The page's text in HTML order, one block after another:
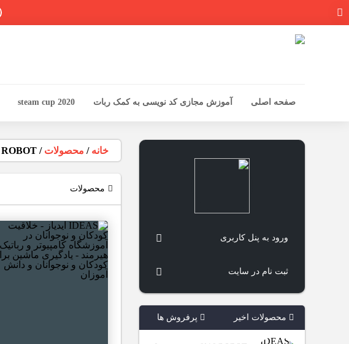
صفحه اصلی آموزش مجازی کد نویسی به کمک ربات steam cup 2020
خانه / محصولات /
ROBOT
محصولات
ورود به پنل کاربری
ثبت نام در سایت
محصولات اخیر پرفروش ها